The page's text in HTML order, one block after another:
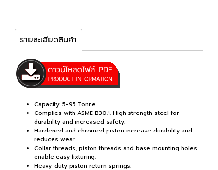
รายละเอียดสินค้า
Capacity: 5-95 Tonne
Complies with ASME B30.1. High strength steel for
durability and increased safety.
Hardened and chromed piston increase durability and
reduces wear.
Collar threads, piston threads and base mounting holes
enable easy fixturing.
Heavy-duty piston return springs.